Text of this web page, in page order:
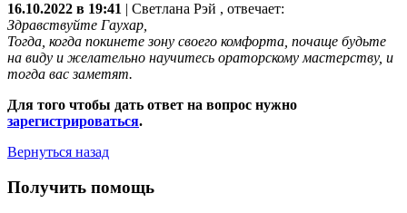
16.10.2022 в 19:41 Светлана Рэй , отвечает:
Здравствуйте Гаухар,
Тогда, когда покинете зону своего комфорта, почаще будьте
на виду и желательно научитесь ораторскому мастерству, и
тогда вас заметят.
Для того чтобы дать ответ на вопрос нужно
зарегистрироваться.
Вернуться назад
Получить помощь